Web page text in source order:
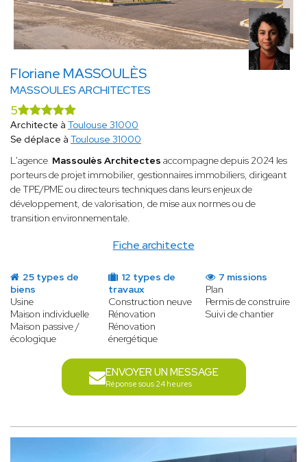
Floriane MASSOULÈS
MASSOULES ARCHITECTES
Fiche architecte
5
Architecte à Toulouse 31000
Se déplace à Toulouse 31000
L'agence Massoulès Architectes accompagne depuis 2024 les
porteurs de projet immobilier, gestionnaires immobiliers, dirigeant
de TPE/PME ou directeurs techniques dans leurs enjeux de
développement, de valorisation, de mise aux normes ou de
transition environnementale.
25 types de
biens
Usine
Maison individuelle
Maison passive /
écologique
12 types de
travaux
Construction neuve
Rénovation
Rénovation
énergétique
7 missions
Plan
Permis de construire
Suivi de chantier
ENVOYER UN MESSAGE
Réponse sous 24 heures